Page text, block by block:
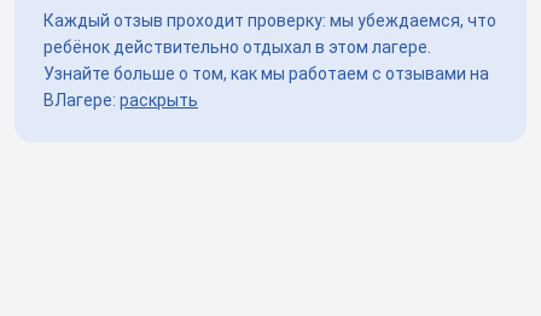
Каждый отзыв проходит проверку: мы убеждаемся, что
ребёнок действительно отдыхал в этом лагере.
Узнайте больше о том, как мы работаем с отзывами на
ВЛагере: раскрыть